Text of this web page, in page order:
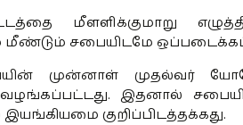
மீளளிக்குமாறு
மீண்டும் சபையிடமே
முன்னாள் முதல்வர்
வழங்கப்பட்டது. இதனால்
குறிப்பிடத்தக்கது.